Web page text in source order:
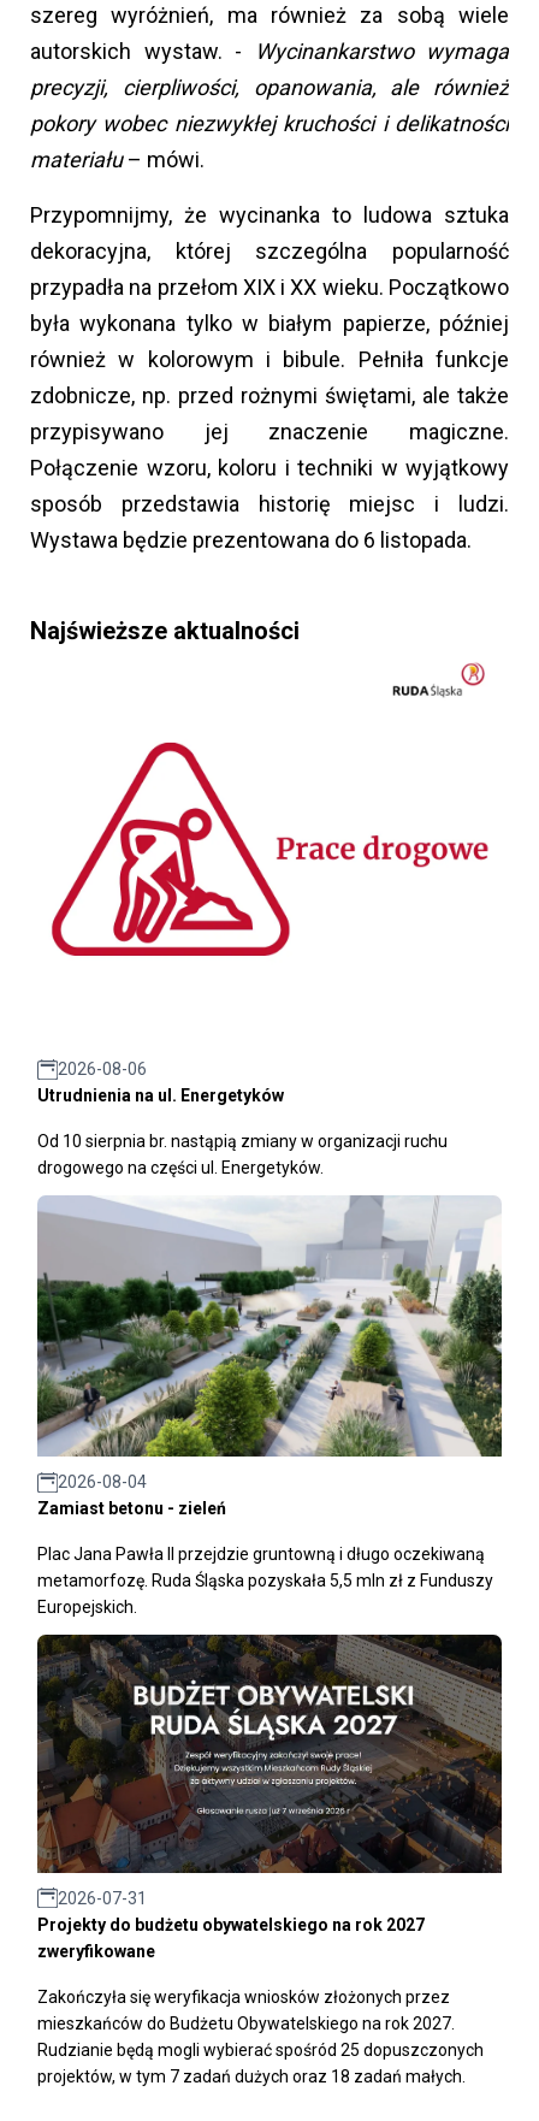
szereg wyróżnień, ma również za sobą wiele
autorskich wystaw. -
Wycinankarstwo wymaga
precyzji, cierpliwości, opanowania, ale również
pokory wobec niezwykłej kruchości i delikatności
materiału– mówi.
Przypomnijmy, że wycinanka to ludowa sztuka
dekoracyjna, której szczególna popularność
przypadła na przełom XIX i XX wieku. Początkowo
była wykonana tylko w białym papierze, później
również w kolorowym i bibule. Pełniła funkcje
zdobnicze, np. przed rożnymi świętami, ale także
przypisywano jej znaczenie magiczne.
Połączenie wzoru, koloru i techniki w wyjątkowy
sposób przedstawia historię miejsc i ludzi.
Wystawa będzie prezentowana do 6 listopada.
Najświeższe aktualności
2026-08-06
Utrudnienia na ul. Energetyków
Od 10 sierpnia br. nastąpią zmiany w organizacji ruchu
drogowego na części ul. Energetyków.
2026-08-04
Zamiast betonu - zieleń
Plac Jana Pawła II przejdzie gruntowną i długo oczekiwaną
metamorfozę. Ruda Śląska pozyskała 5,5 mln zł z Funduszy
Europejskich.
2026-07-31
Projekty do budżetu obywatelskiego na rok 2027
zweryfikowane
Zakończyła się weryfikacja wniosków złożonych przez
mieszkańców do Budżetu Obywatelskiego na rok 2027.
Rudzianie będą mogli wybierać spośród 25 dopuszczonych
projektów, w tym 7 zadań dużych oraz 18 zadań małych.